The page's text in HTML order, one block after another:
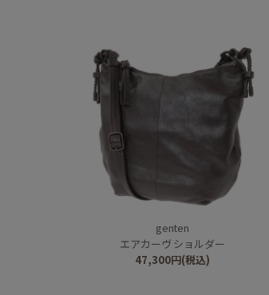
genten
エアカーヴ ショルダー
47,300円(税込)